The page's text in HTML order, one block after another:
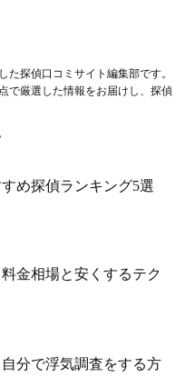
探偵口コミサイト編集部です。
で厳選した情報をお届けし、探偵
すめ探偵ランキング5選
金相場と安くするテク
自分で浮気調査をする方